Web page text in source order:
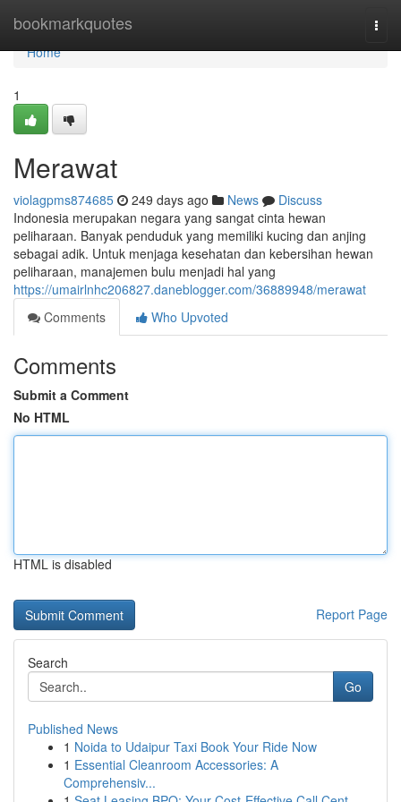
bookmarkquotes
Home
Home
1
Merawat
violagpms874685 249 days ago News
Discuss
Indonesia merupakan negara yang sangat cinta hewan
peliharaan. Banyak penduduk yang memiliki kucing dan anjing
sebagai adik. Untuk menjaga kesehatan dan kebersihan hewan
peliharaan, manajemen bulu menjadi hal yang
https://umairlnhc206827.daneblogger.com/36889948/merawat
Comments
Who Upvoted
Comments
Submit a Comment
No HTML
HTML is disabled
Report Page
Search
Go
Published News
1 Noida to Udaipur Taxi Book Your Ride Now
1 Essential Cleanroom Accessories: A
Comprehensiv...